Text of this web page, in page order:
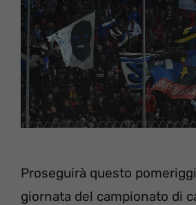
Proseguirà questo
giornata del campionato di